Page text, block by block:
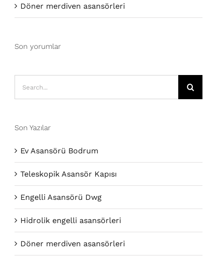
Döner merdiven asansörleri
Son yorumlar
Son Yazılar
Ev Asansörü Bodrum
Teleskopik Asansör Kapısı
Engelli Asansörü Dwg
Hidrolik engelli asansörleri
Döner merdiven asansörleri